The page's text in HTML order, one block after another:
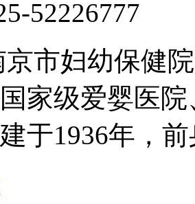
52226777
京市妇幼保健
家级爱婴医
于1936年，